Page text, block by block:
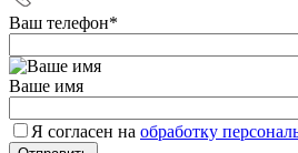
Ваш телефон*
Ваше имя
Я согласен на обработку